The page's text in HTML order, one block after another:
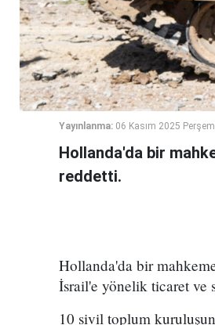
Yayınlanma: 06 Kasım 2025
Hollanda'da bir
reddetti.
Hollanda'da bir
İsrail'e yönelik ticaret ve
10 sivil toplum